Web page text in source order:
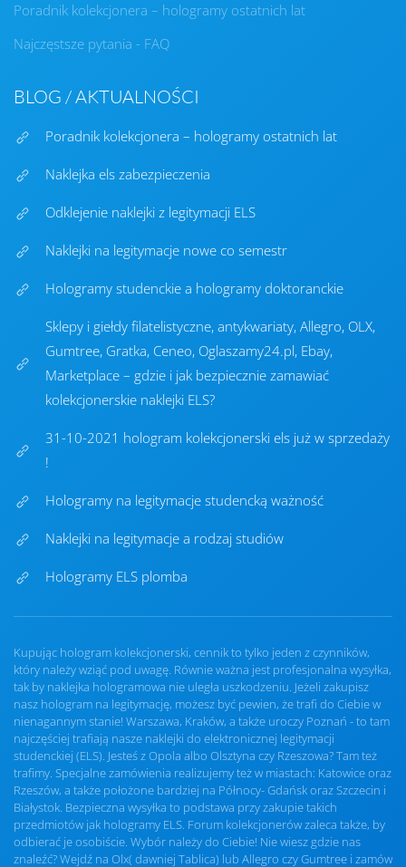
Poradnik kolekcjonera – hologramy ostatnich lat
Najczęstsze pytania - FAQ
BLOG / AKTUALNOŚCI
Poradnik kolekcjonera – hologramy ostatnich lat
Naklejka els zabezpieczenia
Odklejenie naklejki z legitymacji ELS
Naklejki na legitymacje nowe co semestr
Hologramy studenckie a hologramy doktoranckie
Sklepy i giełdy filatelistyczne, antykwariaty, Allegro, OLX,
Gumtree, Gratka, Ceneo, Oglaszamy24.pl, Ebay,
Marketplace – gdzie i jak bezpiecznie zamawiać
kolekcjonerskie naklejki ELS?
31-10-2021 hologram kolekcjonerski els już w sprzedaży
!
Hologramy na legitymacje studencką ważność
Naklejki na legitymacje a rodzaj studiów
Hologramy ELS plomba
Kupując hologram kolekcjonerski, cennik to tylko jeden z czynników,
który należy wziąć pod uwagę. Równie ważna jest profesjonalna wysyłka,
tak by naklejka hologramowa nie uległa uszkodzeniu. Jeżeli zakupisz
nasz hologram na legitymację, możesz być pewien, że trafi do Ciebie w
nienagannym stanie! Warszawa, Kraków, a także uroczy Poznań - to tam
najczęściej trafiają nasze naklejki do elektronicznej legitymacji
studenckiej (ELS). Jesteś z Opola albo Olsztyna czy Rzeszowa? Tam też
trafimy. Specjalne zamówienia realizujemy też w miastach: Katowice oraz
Rzeszów, a także położone bardziej na Północy- Gdańsk oraz Szczecin i
Białystok. Bezpieczna wysyłka to podstawa przy zakupie takich
przedmiotów jak hologramy ELS. Forum kolekcjonerów zaleca także, by
odbierać je osobiście. Wybór należy do Ciebie! Nie wiesz gdzie nas
znaleźć? Wejdź na Olx( dawniej Tablica) lub Allegro czy Gumtree i zamów